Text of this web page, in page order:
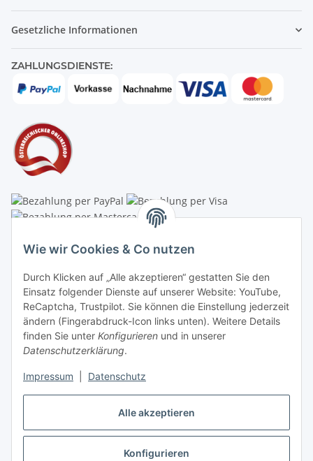
Alle akzeptieren
Konfigurieren
Wie wir Cookies & Co nutzen
Durch Klicken auf „Alle akzeptieren“ gestatten Sie den
Einsatz folgender Dienste auf unserer Website: YouTube,
ReCaptcha, Trustpilot. Sie können die Einstellung jederzeit
ändern (Fingerabdruck-Icon links unten). Weitere Details
finden Sie unter Konfigurieren und in unserer
Datenschutzerklärung.
Impressum Datenschutz
Gesetzliche Informationen
ZAHLUNGSDIENSTE:
Schauraum & Verkauf: Pfarrwald 46
Buchhaltung: Königleiten 11
A-3354 Wolfsbach
+43747782730
shop@krippen-shop.at
www.krippen-shop.at
Vertrag widerrufen